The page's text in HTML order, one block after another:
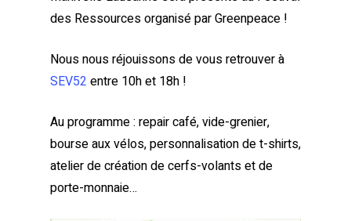
des Ressources organisé par Greenpeace !
Nous nous réjouissons de vous retrouver à
SEV52 entre 10h et 18h !
Au programme : repair café, vide-grenier,
bourse aux vélos, personnalisation de t-shirts,
atelier de création de cerfs-volants et de
porte-monnaie…